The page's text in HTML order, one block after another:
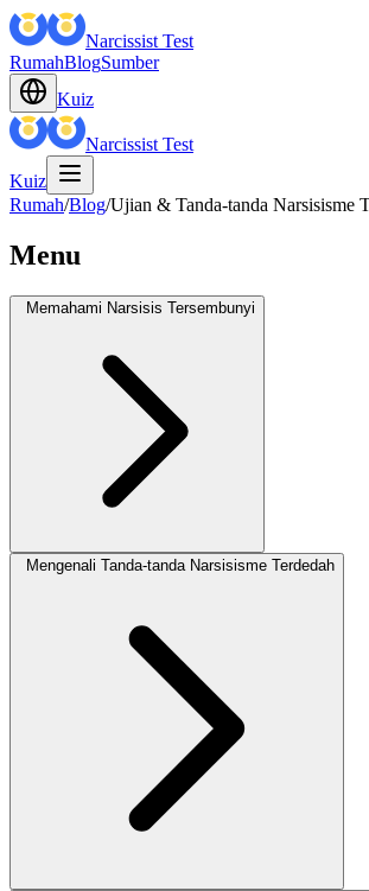
Narcissist Test
RumahBlogSumber
Kuiz
Narcissist Test
Kuiz
Rumah/Blog/Ujian & Tanda-tanda Narsisisme
Menu
Memahami Narsisis Tersembunyi
Mengenali Tanda-tanda Narsisisme Terdedah